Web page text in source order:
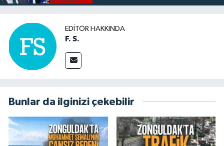
EDITÖR HAKKINDA
F. S.
Bunlar da ilginizi çekebilir